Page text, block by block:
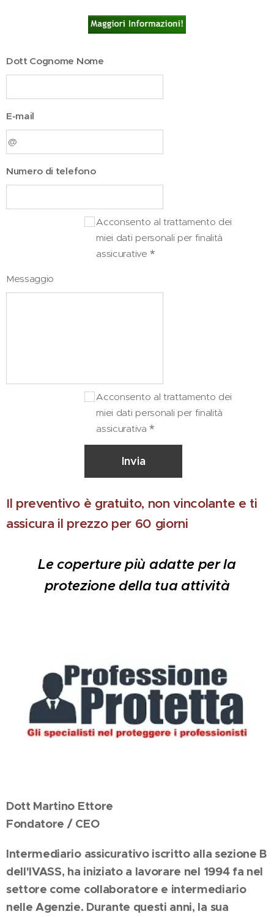
Dott Cognome Nome
E-mail
Numero di telefono
Acconsento al trattamento dei
miei dati personali per finalità
assicurative
Messaggio
Acconsento al trattamento dei
miei dati personali per finalità
assicurativa
Invia
Il preventivo è gratuito, non vincolante e ti
assicura il prezzo per 60 giorni
Le coperture più adatte per la
protezione della tua attività
Dott Martino Ettore
Fondatore / CEO
Intermediario assicurativo iscritto alla sezione B
dell'IVASS, ha iniziato a lavorare nel 1994 fa nel
settore come collaboratore e intermediario
nelle Agenzie. Durante questi anni, la sua